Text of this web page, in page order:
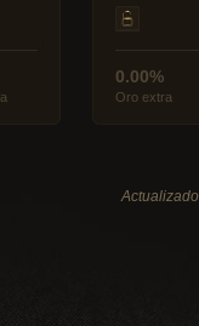
0.00%
Oro extra